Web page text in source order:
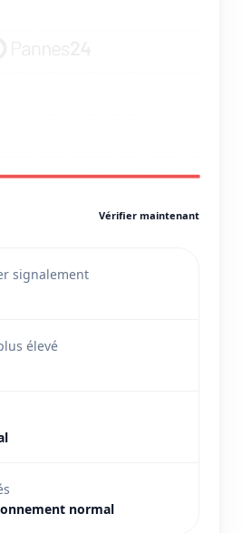
Vérifier maintenant
signalement
élevé
normal